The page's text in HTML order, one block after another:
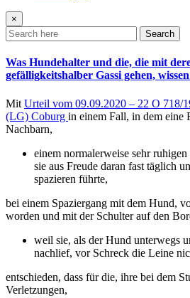
×
Search
Was Hundehalter und die, die mit
gefälligkeitshalber Gassi gehen,
Mit Urteil vom 09.09.2020 – 22 O 718/
(LG) Coburg in einem Fall, in dem eine
Nachbarn,
einem normalerweise sehr
sie aus Freude daran fast täglich
spazieren führte,
bei einem Spaziergang mit dem Hund,
worden und mit der Schulter auf den
weil sie, als der Hund unterwegs
nachlief, vor Schreck die Leine
entschieden, dass für die, ihre bei dem
Verletzungen,